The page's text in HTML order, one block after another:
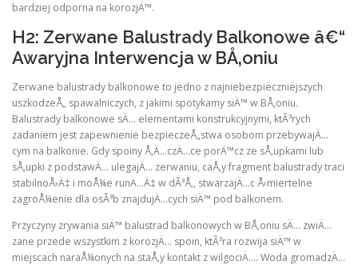
bardziej odporna na korozjÄ™.
H2: Zerwane Balustrady Balkonowe â€“
Awaryjna Interwencja w BÅ‚oniu
Zerwane balustrady balkonowe to jedno z najniebezpieczniejszych
uszkodzeÅ„ spawalniczych, z jakimi spotykamy siÄ™ w BÅ‚oniu.
Balustrady balkonowe sÄ… elementami konstrukcyjnymi, ktÃ³rych
zadaniem jest zapewnienie bezpieczeÅ„stwa osobom przebywajÄ…
cym na balkonie. Gdy spoiny Å‚Ä…czÄ…ce porÄ™cz ze sÅ‚upkami lub
sÅ‚upki z podstawÄ… ulegajÄ… zerwaniu, caÅ‚y fragment balustrady traci
stabilnoÅ›Ä‡ i moÅ¼e runÄ…Ä‡ w dÃ³Å‚, stwarzajÄ…c Å›miertelne
zagroÅ¼enie dla osÃ³b znajdujÄ…cych siÄ™ pod balkonem.
Przyczyny zrywania siÄ™ balustrad balkonowych w BÅ‚oniu sÄ… zwiÄ…
zane przede wszystkim z korozjÄ… spoin, ktÃ³ra rozwija siÄ™ w
miejscach naraÅ¼onych na staÅ‚y kontakt z wilgociÄ…. Woda gromadzÄ…